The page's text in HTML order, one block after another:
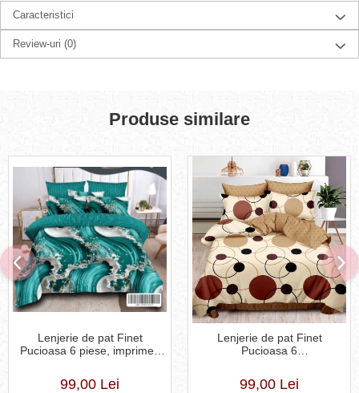
Caracteristici
Review-uri (0)
Produse similare
Lenjerie de pat Finet
Pucioasa 6 piese, imprimeu
alb și auriu-R619
99,00 Lei
Lenjerie de pat Finet
Pucioasa 6
si buline-R369
99,00 Lei